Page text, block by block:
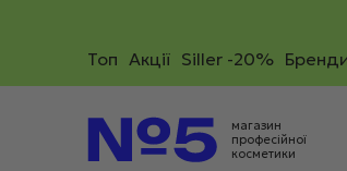
Toп Акції Siller -20%
магазин
професійної
косметики